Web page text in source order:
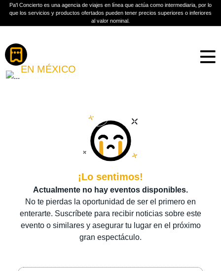
Pa'l Concierto es una agencia de viajes en línea que actúa como intermediaria, por lo
que los servicios y productos ofertados pueden tener precios superiores o inferiores
al valor nominal.
JULIETA VENEGAS
EN MÉXICO
Más información
¡Lo sentimos!
Actualmente no hay eventos disponibles.
No te pierdas la oportunidad de ser el primero en
enterarte. Suscríbete para recibir noticias sobre este
evento o similares y asegurar tu lugar en el próximo
gran espectáculo.